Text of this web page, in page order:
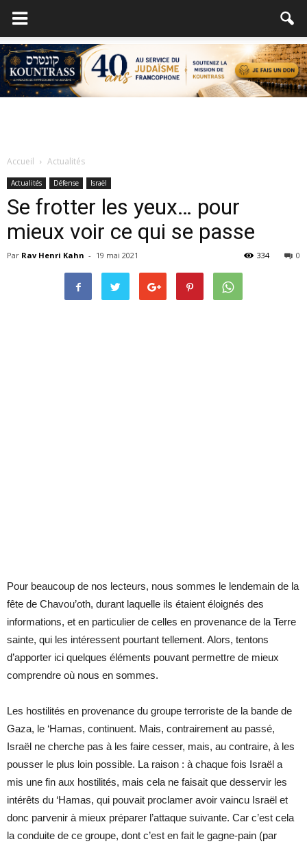
Accueil Actualités
Actualités Défense Israël
Se frotter les yeux… pour
mieux voir ce qui se passe
Par Rav Henri Kahn - 19 mai 2021 0
334
Pour beaucoup de nos lecteurs, nous sommes le lendemain de la
fête de Chavou’oth, durant laquelle ils étaient éloignés des
informations, et en particulier de celles en provenance de la Terre
sainte, qui les intéressent pourtant tellement. Alors, tentons
d’apporter ici quelques éléments pouvant permettre de mieux
comprendre où nous en sommes.
Les hostilités en provenance du groupe terroriste de la bande de
Gaza, le ‘Hamas, continuent. Mais, contrairement au passé,
Israël ne cherche pas à les faire cesser, mais, au contraire, à les
pousser le plus loin possible. La raison : à chaque fois Israël a
mis une fin aux hostilités, mais cela ne faisait que desservir les
intérêts du ‘Hamas, qui pouvait proclamer avoir vaincu Israël et
donc parvenir à mieux préparer l’attaque suivante. Car c’est cela
la conduite de ce groupe, dont c’est en fait le gagne-pain (par